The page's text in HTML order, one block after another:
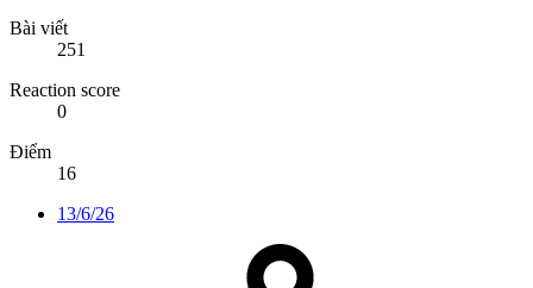
Bài viết
251
Reaction score
0
Điểm
16
13/6/26